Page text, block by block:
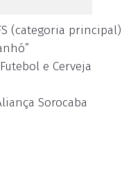
(categoria principal)
e Cerveja
Sorocaba